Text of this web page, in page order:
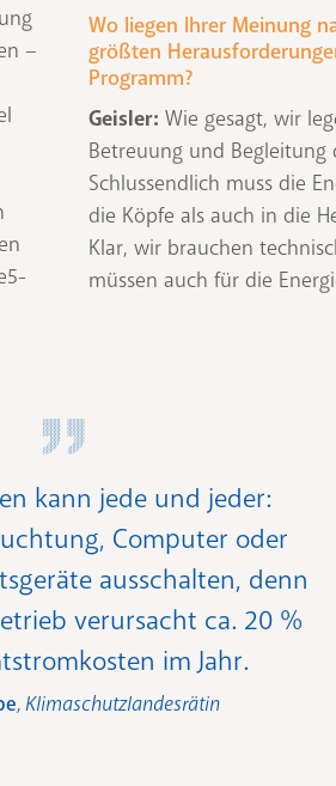
–
Wo liegen Ihrer Meinung
größten
Programm?
Geisler: Wie gesagt, wir
Betreuung und Begleitung
Schlussendlich muss die
die Köpfe als auch in die
Klar, wir brauchen
müssen auch für die
kann jede und jeder:
Computer oder
ausschalten, denn
verursacht ca. 20 %
im Jahr.
, Klimaschutzlandesrätin